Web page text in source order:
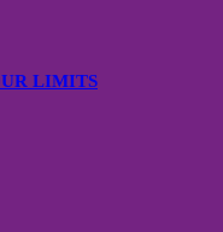
LIMITS